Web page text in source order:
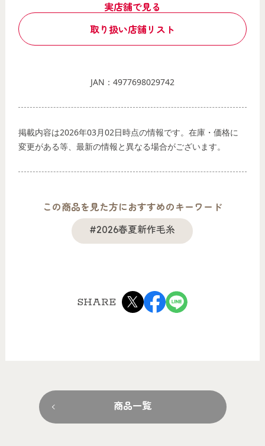
実店舗で見る
取り扱い店舗リスト
JAN：4977698029742
掲載内容は2026年03月02日時点の情報です。在庫・価格に
変更がある等、最新の情報と異なる場合がございます。
この商品を見た方におすすめのキーワード
#2026春夏新作毛糸
SHARE
商品一覧